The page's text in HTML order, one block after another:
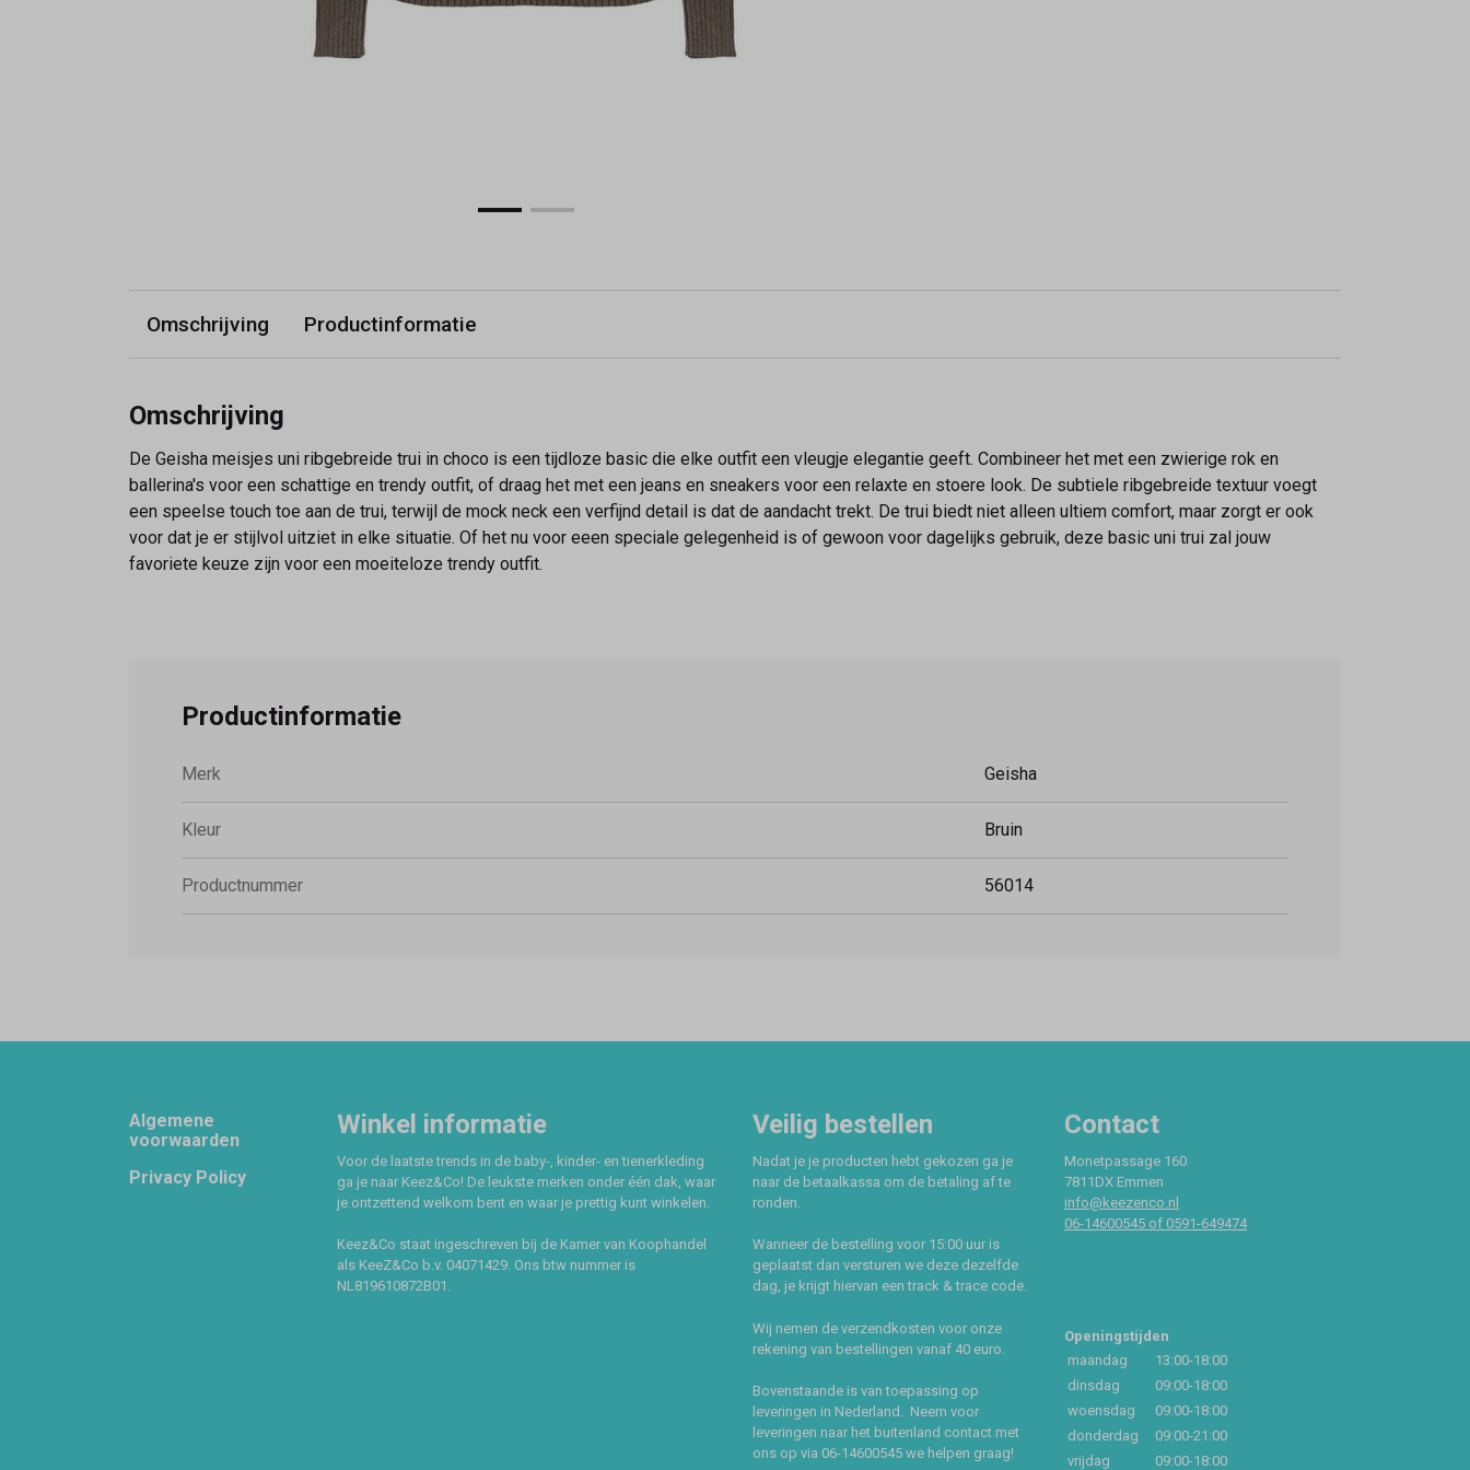
Omschrijving Productinformatie
Omschrijving
De Geisha meisjes uni ribgebreide trui in choco is een tijdloze basic die elke outfit een vleugje elegantie geeft. Combineer het met een zwierige rok en
ballerina's voor een schattige en trendy outfit, of draag het met een jeans en sneakers voor een relaxte en stoere look. De subtiele ribgebreide textuur voegt
een speelse touch toe aan de trui, terwijl de mock neck een verfijnd detail is dat de aandacht trekt. De trui biedt niet alleen ultiem comfort, maar zorgt er ook
voor dat je er stijlvol uitziet in elke situatie. Of het nu voor eeen speciale gelegenheid is of gewoon voor dagelijks gebruik, deze basic uni trui zal jouw
favoriete keuze zijn voor een moeiteloze trendy outfit.
Productinformatie
Merk Geisha
Kleur Bruin
Productnummer 56014
Footer
Algemene
voorwaarden
Privacy Policy
Winkel informatie
Voor de laatste trends in de baby-, kinder- en tienerkleding
ga je naar Keez&Co! De leukste merken onder één dak, waar
je ontzettend welkom bent en waar je prettig kunt winkelen.
Keez&Co staat ingeschreven bij de Kamer van Koophandel
als KeeZ&Co b.v. 04071429. Ons btw nummer is
NL819610872B01.
Veilig bestellen
Nadat je je producten hebt gekozen ga je
naar de betaalkassa om de betaling af te
ronden.
Wanneer de bestelling voor 15:00 uur is
geplaatst dan versturen we deze dezelfde
dag, je krijgt hiervan een track & trace code.
Wij nemen de verzendkosten voor onze
rekening van bestellingen vanaf 40 euro.
Bovenstaande is van toepassing op
leveringen in Nederland. Neem voor
leveringen naar het buitenland contact met
ons op via 06-14600545 we helpen graag!
Contact
Monetpassage 160
7811DX Emmen
info@keezenco.nl
06-14600545 of 0591-649474
Openingstijden
maandag
13:00-18:00
dinsdag
09:00-18:00
woensdag
09:00-18:00
donderdag
09:00-21:00
vrijdag
09:00-18:00